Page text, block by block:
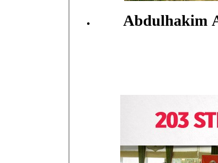
Abdulhakim